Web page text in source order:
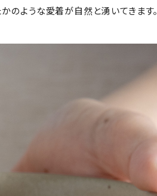
のような愛着が自然と湧いてきます。